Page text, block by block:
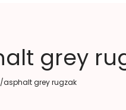
grey
asphalt grey rugzak